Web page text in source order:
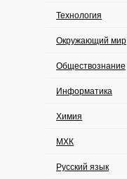
Технология
Окружающий мир
Обществознание
Информатика
Химия
МХК
Русский язык